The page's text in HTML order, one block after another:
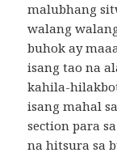
malubhang
walang
buhok ay
isang tao na
kahila-
isang mahal
section para
na hitsura sa